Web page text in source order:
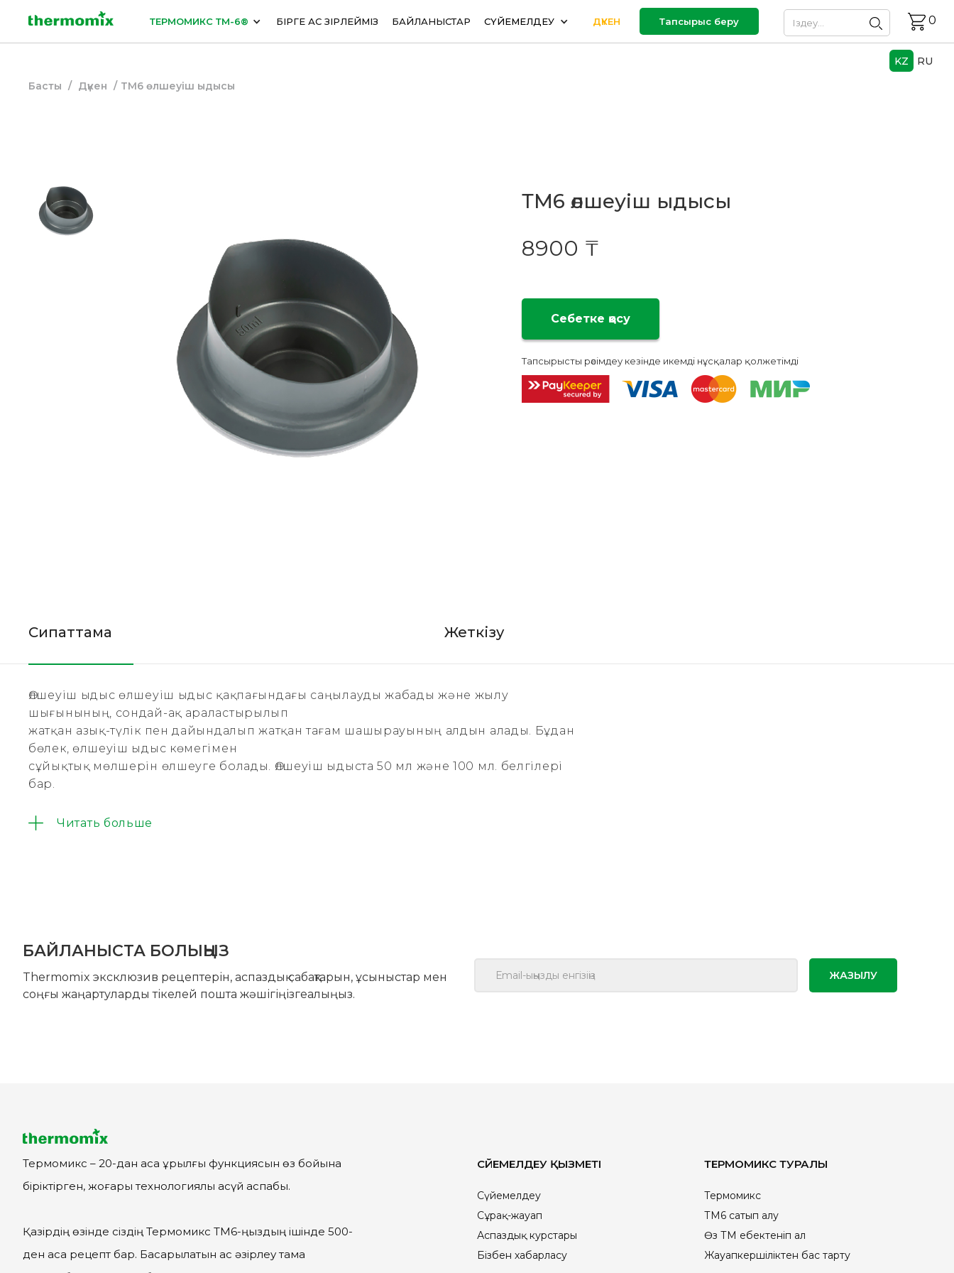
ТЕРМОМИКС ТМ-6® БІРГЕ АС ӘЗІРЛЕЙМІЗ БАЙЛАНЫСТАР СҮЙЕМЕЛДЕУ ДҮКЕН Тапсырыс беру 0
KZ
RU
Басты / Дүкен / ТМ6 өлшеуіш ыдысы
ТМ6 өлшеуіш ыдысы
8900 ₸
Тапсырысты рәсімдеу кезінде икемді нұсқалар қолжетімді
Сипаттама Жеткізу
Өлшеуіш ыдыс өлшеуіш ыдыс қақпағындағы саңылауды жабады және жылу
шығынының, сондай-ақ араластырылып
жатқан азық-түлік пен дайындалып жатқан тағам шашырауының алдын алады. Бұдан
бөлек, өлшеуіш ыдыс көмегімен
сұйықтық мөлшерін өлшеуге болады. Өлшеуіш ыдыста 50 мл және 100 мл. белгілері
бар.
Читать больше
БАЙЛАНЫСТА БОЛЫҢЫЗ
Thermomix эксклюзив рецептерін, аспаздық сабақтарын, ұсыныстар мен
соңғы жаңартуларды тікелей пошта жәшігіңізгеалыңыз.
Термомикс – 20-дан аса құрылғы функциясын өз бойына
біріктірген, жоғары технологиялы асүй аспабы.
Қазірдің өзінде сіздің Термомикс ТМ6-ңыздың ішінде 500-
ден аса рецепт бар. Басқарылатын ас әзірлеу тамақ
СҮЙЕМЕЛДЕУ ҚЫЗМЕТІ
Сүйемелдеу
Сұрақ-жауап
Аспаздық курстары
Бізбен хабарласу
ТЕРМОМИКС ТУРАЛЫ
Термомикс
ТМ6 сатып алу
Өз ТМ еңбектеніп ал
Жауапкершіліктен бас тарту